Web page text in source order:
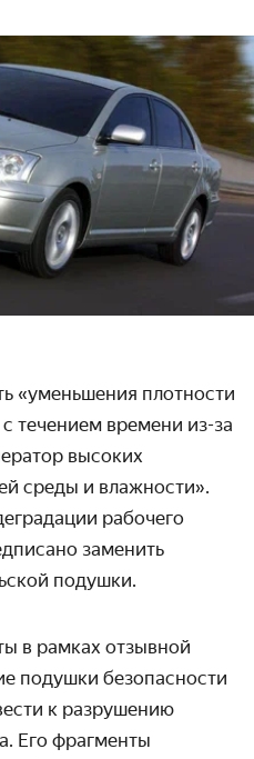
«уменьшения плотности
течением времени из-за
высоких
среды и влажности».
рабочего
заменить
подушки.
в рамках отзывной
подушки безопасности
к разрушению
Его фрагменты